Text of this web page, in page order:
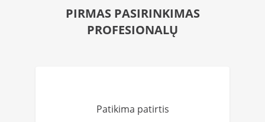
PIRMAS PASIRINKIMAS
PROFESIONALŲ
Patikima patirtis